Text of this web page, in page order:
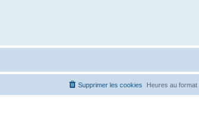
Heures au format
Supprimer les cookies